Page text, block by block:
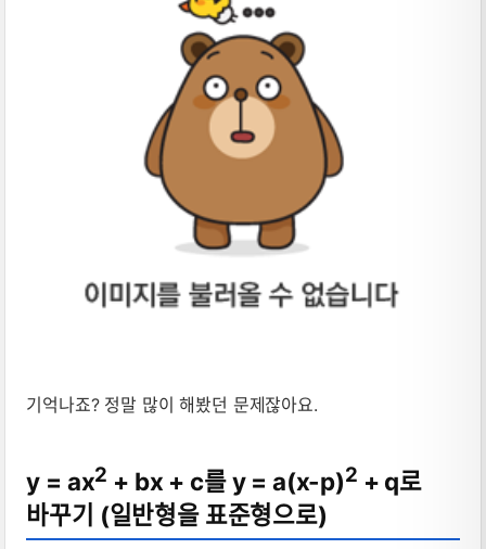
기억나죠? 정말 많이 해봤던 문제잖아요.
y = ax2 + bx + c를 y = a(x-p)2 + q로
바꾸기 (일반형을 표준형으로)